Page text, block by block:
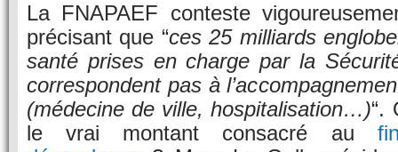
La FNAPAEF conteste
précisant que “ces 25 milliards
santé prises en charge par la
correspondent pas à
(médecine de ville, hospitalisation…)“.
le vrai montant consacré au